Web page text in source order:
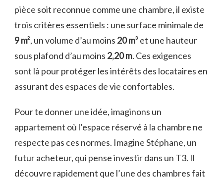
pièce soit reconnue comme une chambre, il existe
trois critères essentiels : une surface minimale de
9 m², un volume d’au moins 20 m³ et une hauteur
sous plafond d’au moins 2,20 m. Ces exigences
sont là pour protéger les intérêts des locataires en
assurant des espaces de vie confortables.
Pour te donner une idée, imaginons un
appartement où l’espace réservé à la chambre ne
respecte pas ces normes. Imagine Stéphane, un
futur acheteur, qui pense investir dans un T3. Il
découvre rapidement que l’une des chambres fait